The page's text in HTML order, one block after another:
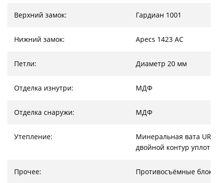
Верхний замок: Гардиан 1001
Нижний замок: Apecs 1423 AC
Петли: Диаметр 20 мм
Отделка изнутри: МДФ
Отделка снаружи: МДФ
Утепление:
Минеральная вата
двойной контур
Прочее:
Противосъёмные